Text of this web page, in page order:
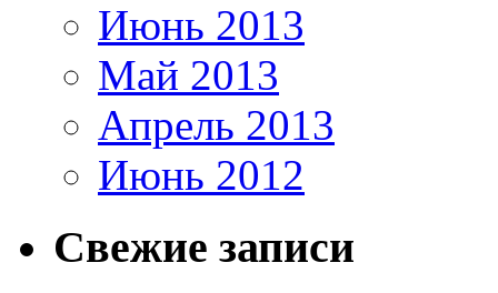
Июнь 2013
Май 2013
Апрель 2013
Июнь 2012
Свежие записи